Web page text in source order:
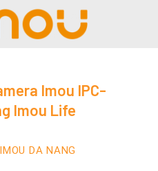
Imou IPC-
Imou Life
IMOU DA NANG